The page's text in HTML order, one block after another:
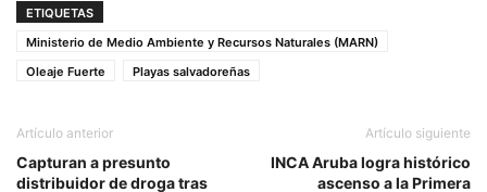
ETIQUETAS
Ministerio de Medio Ambiente y Recursos Naturales (MARN)
Oleaje Fuerte
Playas salvadoreñas
Artículo anterior
Capturan a presunto
distribuidor de droga tras
Artículo siguiente
INCA Aruba logra histórico
ascenso a la Primera